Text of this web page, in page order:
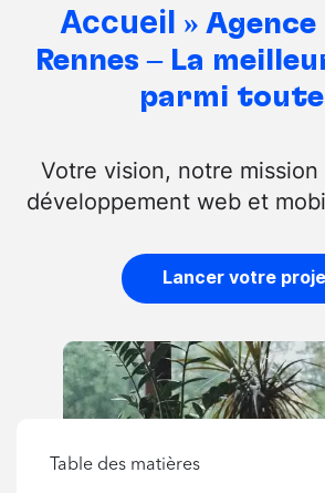
Accueil » Agence
Rennes – La
parmi
Votre vision, notre
développement web et
Lancer votre
Table des matières